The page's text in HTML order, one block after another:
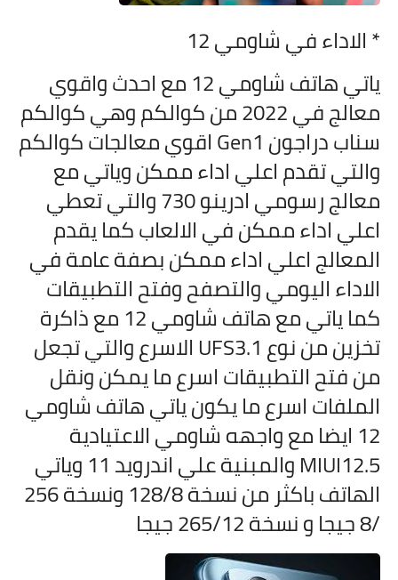
* الاداء فيشاومي 12
ياتي هاتف
شاومي 12 مع احدث واقوي
معالج في 2022 من كوالكم وهي كوالكم
سناب دراجون Gen1 اقوي معالجات كوالكم
والتي تقدم اعلي اداء ممكن وياتي مع
معالج رسومي ادرينو 730 والتي تعطي
اعلي اداء ممكن في الالعاب كما يقدم
المعالج اعلي اداء ممكن بصفة عامة في
الاداء اليومي والتصفح وفتح التطبيقات
كما ياتي مع هاتف شاومي 12 مع ذاكرة
تخزين من نوع UFS3.1 الاسرع والتي تجعل
من فتح التطبيقات اسرع ما يمكن ونقل
الملفات اسرع ما يكون ياتي هاتفشاومي
12 ايضا مع واجهه شاومي الاعتيادية
MIUI12.5 والمبنية علي اندرويد 11 وياتي
الهاتف باكثر من نسخة 128/8 ونسخة 256
/8 جيجا و نسخة 265/12 جيجا